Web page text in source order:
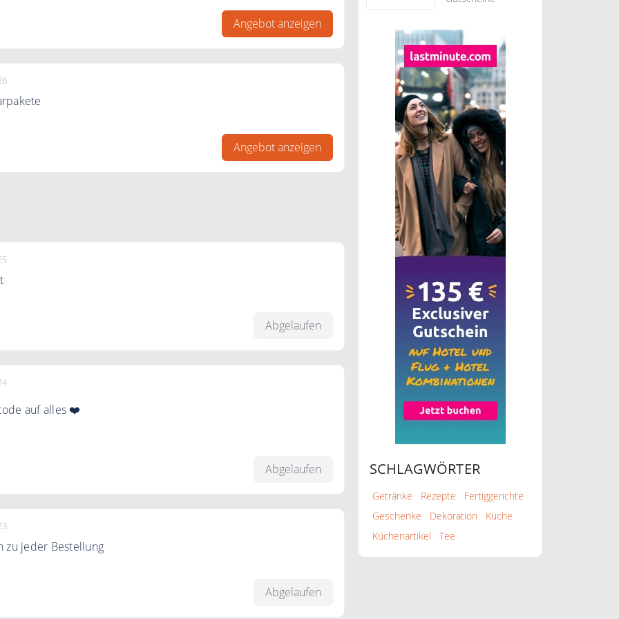
Angebot anzeigen
Angebot anzeigen
Abgelaufen
auf alles ❤️
Abgelaufen
zu jeder Bestellung
Abgelaufen
SCHLAGWÖRTER
Getränke Rezepte
Fertiggerichte
Geschenke
Dekoration
Küche
Küchenartikel
Tee